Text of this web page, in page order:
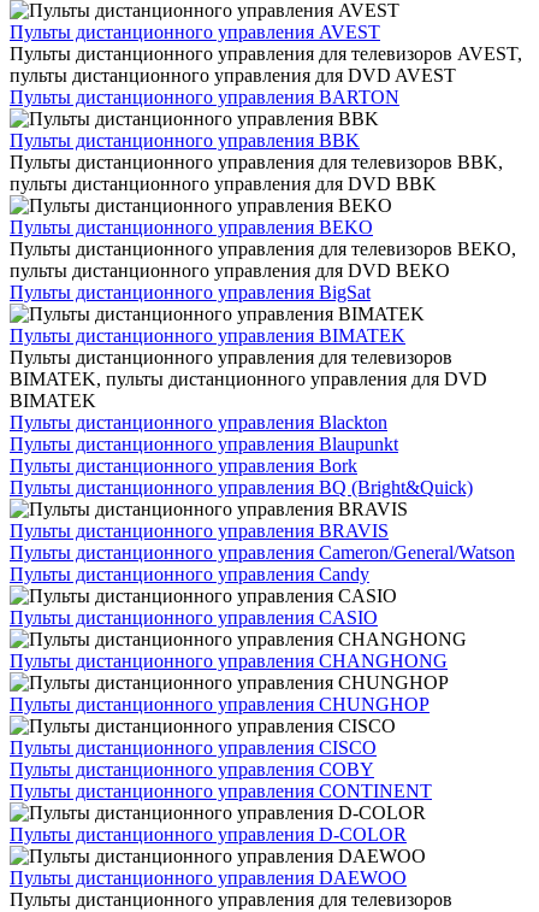
Пульты дистанционного управления AVEST
Пульты дистанционного управления для телевизоров AVEST,
пульты дистанционного управления для DVD AVEST
Пульты дистанционного управления BARTON
Пульты дистанционного управления BBK
Пульты дистанционного управления для телевизоров BBK,
пульты дистанционного управления для DVD BBK
Пульты дистанционного управления BEKO
Пульты дистанционного управления для телевизоров BEKO,
пульты дистанционного управления для DVD BEKO
Пульты дистанционного управления BigSat
Пульты дистанционного управления BIMATEK
Пульты дистанционного управления для телевизоров
BIMATEK, пульты дистанционного управления для DVD
BIMATEK
Пульты дистанционного управления Blackton
Пульты дистанционного управления Blaupunkt
Пульты дистанционного управления Bork
Пульты дистанционного управления BQ (Bright&Quick)
Пульты дистанционного управления BRAVIS
Пульты дистанционного управления Cameron/General/Watson
Пульты дистанционного управления Candy
Пульты дистанционного управления CASIO
Пульты дистанционного управления CHANGHONG
Пульты дистанционного управления CHUNGHOP
Пульты дистанционного управления CISCO
Пульты дистанционного управления COBY
Пульты дистанционного управления CONTINENT
Пульты дистанционного управления D-COLOR
Пульты дистанционного управления DAEWOO
Пульты дистанционного управления для телевизоров